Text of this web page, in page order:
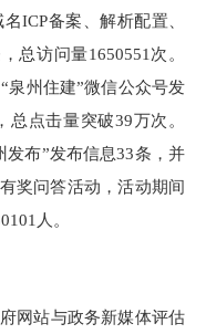
备案、解析配置、
总访问量1650551次。
泉州住建”微信公众号发
点击量突破39万次。
发布”发布信息33条，并
奖问答活动，活动期间
人。
站与政务新媒体评估